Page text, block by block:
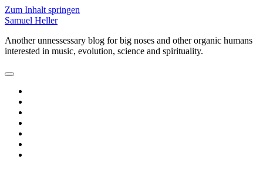
Zum Inhalt springen
Samuel Heller
Another unnessessary blog for big noses and other organic humans
interested in music, evolution, science and spirituality.
open
menu